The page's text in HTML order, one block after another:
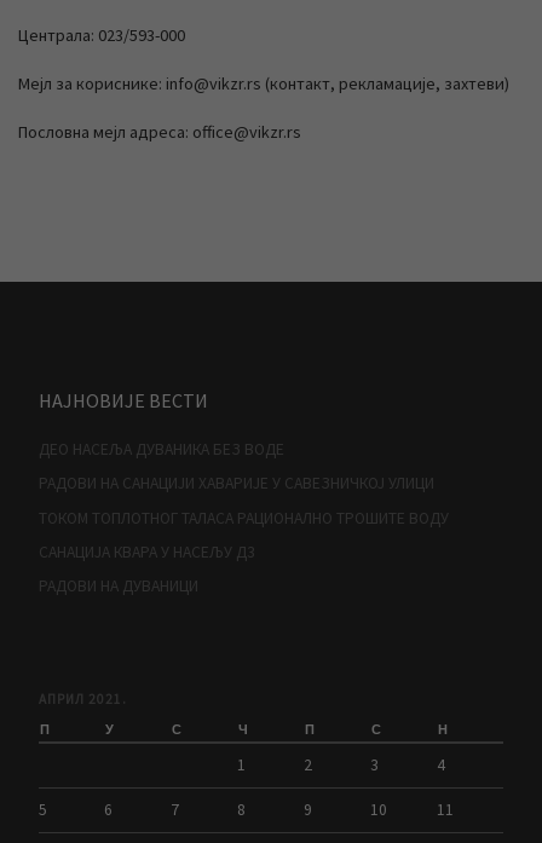
Централа: 023/593-000
Мејл за кориснике: info@vikzr.rs (контакт, рекламације, захтеви)
Пословна мејл адреса: office@vikzr.rs
НАЈНОВИЈЕ ВЕСТИ
ДЕО НАСЕЉА ДУВАНИКА БЕЗ ВОДЕ
РАДОВИ НА САНАЦИЈИ ХАВАРИЈЕ У САВЕЗНИЧКОЈ УЛИЦИ
ТОКОМ ТОПЛОТНОГ ТАЛАСА РАЦИОНАЛНО ТРОШИТЕ ВОДУ
САНАЦИЈА КВАРА У НАСЕЉУ Д3
РАДОВИ НА ДУВАНИЦИ
АПРИЛ 2021.
П У С Ч П С Н
1 2 3 4
5 6 7 8 9 10 11